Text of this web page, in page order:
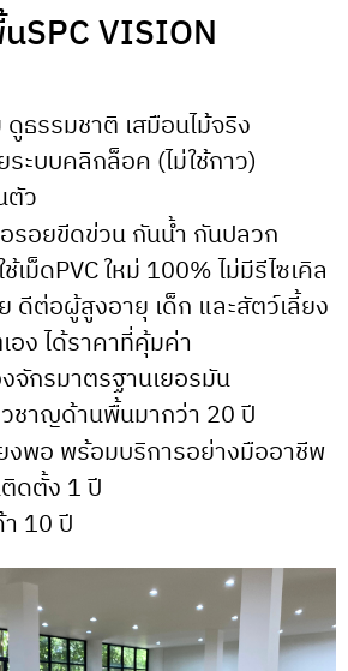
SPC VISION
ธรรมชาติ เสมือนไม้จริง
ะบบคลิกล็อค (ไม่ใช้กาว)
ตัว
รอยขีดข่วน กันน้ำ กันปลวก
เม็ดPVC ใหม่ 100% ไม่มีรีไซเคิล
ดีต่อผู้สูงอายุ เด็ก และสัตว์เลี้ยง
อง ได้ราคาที่คุ้มค่า
จักรมาตรฐานเยอรมัน
ชาญด้านพื้นมากว่า 20 ปี
พอ พร้อมบริการอย่างมืออาชีพ
ดตั้ง 1 ปี
10 ปี